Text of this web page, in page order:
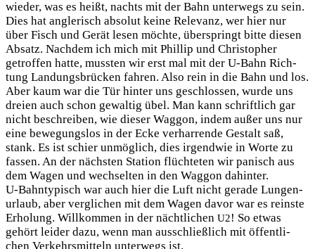
wie­der, was es heißt, nachts mit der Bahn unter­wegs zu sein.
Dies hat ang­le­risch abso­lut kei­ne Rele­vanz, wer hier nur
über Fisch und Gerät lesen möch­te, über­springt bit­te die­sen
Absatz. Nach­dem ich mich mit Phil­lip und Chris­to­pher
getrof­fen hat­te, muss­ten wir erst mal mit der U‑Bahn Rich­
tung Lan­dungs­brü­cken fah­ren. Also rein in die Bahn und los.
Aber kaum war die Tür hin­ter uns geschlos­sen, wur­de uns
drei­en auch schon gewal­tig übel. Man kann schrift­lich gar
nicht beschrei­ben, wie die­ser Wag­gon, indem außer uns nur
eine bewe­gungs­los in der Ecke ver­har­ren­de Gestalt saß,
stank. Es ist schier unmög­lich, dies irgend­wie in Wor­te zu
fas­sen. An der nächs­ten Sta­ti­on flüch­te­ten wir panisch aus
dem Wagen und wech­sel­ten in den Wag­gon dahin­ter.
U‑Bahntypisch war auch hier die Luft nicht gera­de Lun­gen­
ur­laub, aber ver­gli­chen mit dem Wagen davor war es reins­te
Erho­lung. Will­kom­men in der nächt­li­chen U2! So etwas
gehört lei­der dazu, wenn man aus­schließ­lich mit öffent­li­
chen Ver­kehrs­mit­teln unter­wegs ist.